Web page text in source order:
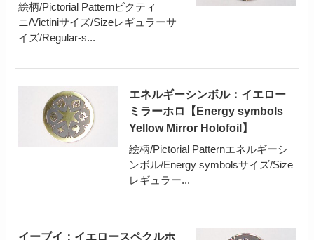
絵柄/Pictorial Patternビクティ
ニ/Victiniサイズ/Sizeレギュラーサ
イズ/Regular-s...
エネルギーシンボル：イエロー
ミラーホロ【Energy symbols
Yellow Mirror Holofoil】
絵柄/Pictorial Patternエネルギーシ
ンボル/Energy symbolsサイズ/Size
レギュラー...
イーブイ：イエロースペクルホ